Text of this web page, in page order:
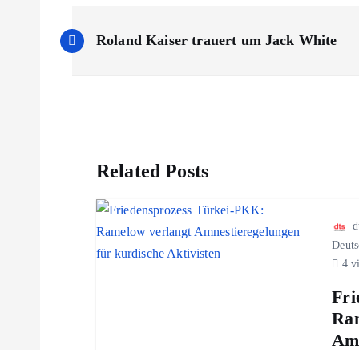
B
Roland Kaiser trauert um Jack White
Related Posts
4